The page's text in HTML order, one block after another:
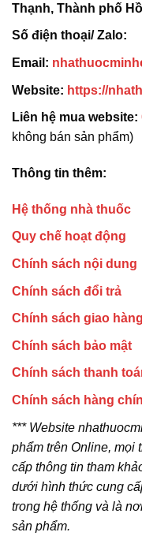
Thạnh, Thành phố
Số điện thoại/ Zalo:
Email:
Website: https://
Liên hệ mua website:
không bán sản phẩm)
Thông tin thêm:
Hệ thống nhà thuốc
Quy chế hoạt động
Chính sách nội dung
Chính sách đổi trả
Chính sách giao hàng
Chính sách bảo mật
Chính sách thanh
Chính sách hàng
*** Website
phẩm trên Online, mọi
cấp thông tin tham
dưới hình thức cung
trong hệ thống và là
sản phẩm.